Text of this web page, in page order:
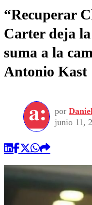
“Recuperar
Carter deja
suma a la
Antonio Kast
por
junio 11,